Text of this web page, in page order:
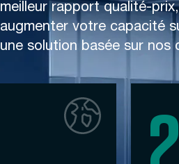
meilleur rapport qualité-
augmenter votre capacité
une solution basée sur nos